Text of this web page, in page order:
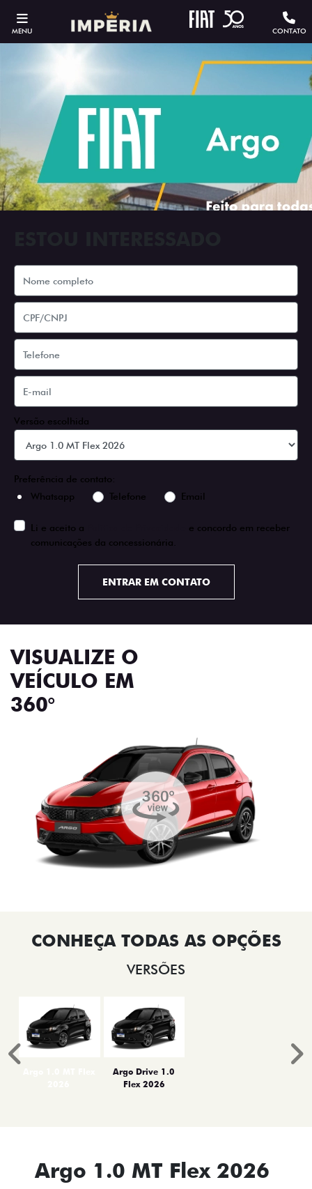
MENU CONTATO
Versão escolhida
Preferência de contato:
Whatsapp
Telefone Email
Li e aceito a
e concordo em receber
comunicações da concessionária.
ENTRAR EM CONTATO
VISUALIZE O
VEÍCULO EM
360°
VERSÕES
Argo Drive 1.0
Flex 2026
Anterior
Argo 1.0 MT Flex 2026